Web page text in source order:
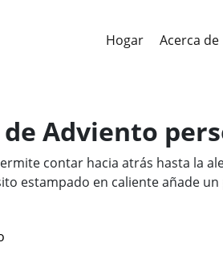
Hogar Acerca de
Adviento
contar hacia atrás hasta la
estampado en caliente añade